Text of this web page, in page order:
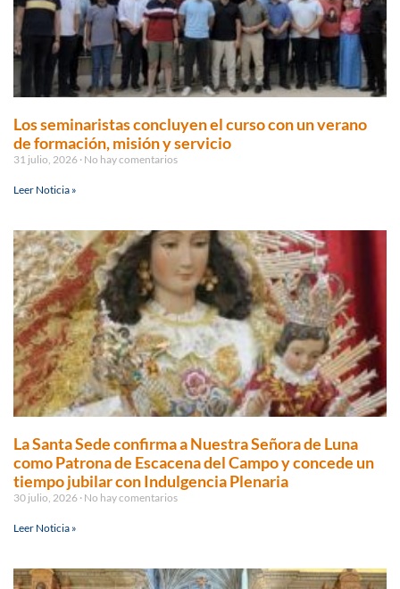
Los seminaristas concluyen el curso con un verano
de formación, misión y servicio
31 julio, 2026 No hay comentarios
Leer Noticia »
La Santa Sede confirma a Nuestra Señora de Luna
como Patrona de Escacena del Campo y concede un
tiempo jubilar con Indulgencia Plenaria
30 julio, 2026 No hay comentarios
Leer Noticia »